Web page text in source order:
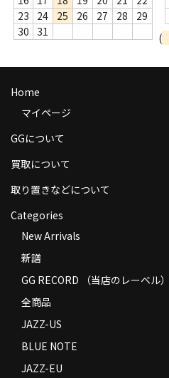
送料
お支払い方法
返品
特定商取引法に基づく表示
Contact
23
24 25 26 27 28
29
30
31
(
Home
マイページ
GGについて
買取について
取り置きなどについて
Categories
New Arrivals
新譜
GG RECORD （当店のレーベル）
全商品
JAZZ-US
BLUE NOTE
JAZZ-EU